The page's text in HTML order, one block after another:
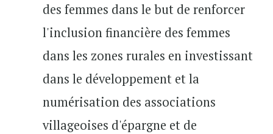
des femmes dans le but de renforcer
l'inclusion financière des femmes
dans les zones rurales en investissant
dans le développement et la
numérisation des associations
villageoises d'épargne et de